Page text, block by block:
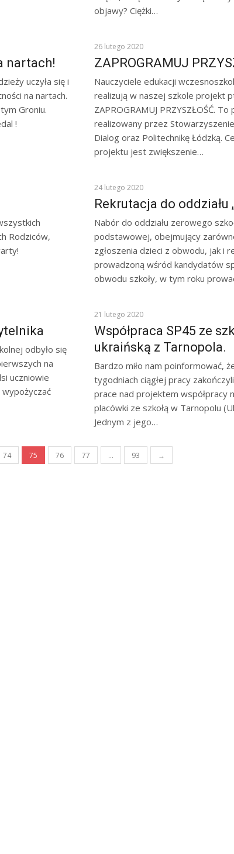
objawy? Ciężki…
nartach!
uczyła się i
na nartach.
Groniu.
!
KOMUNIKATY
26 lutego 2020
ZAPROGRAMUJ
Nauczyciele edukacji
realizują w naszej szkole projekt
ZAPROGRAMUJ PRZYSZŁOŚĆ.
realizowany przez
Dialog oraz Politechnikę Łódzką.
projektu jest zwiększenie…
Rodziców,
KOMUNIKATY
24 lutego 2020
Rekrutacja do oddziału
Nabór do oddziału zerowego
podstawowej, obejmujący
zgłoszenia dzieci z obwodu, jak i
prowadzoną wśród kandydatów
obwodu szkoły, w tym roku
odbyło się
na
uczniowie
KOMUNIKATY
21 lutego 2020
Współpraca SP45 ze
ukraińską z Tarnopola.
Bardzo miło nam poinformować,
tygodniach ciągłej pracy
prace nad projektem współpracy
placówki ze szkołą w Tarnopolu
Jednym z jego…
74 75 76 77 … 93 →